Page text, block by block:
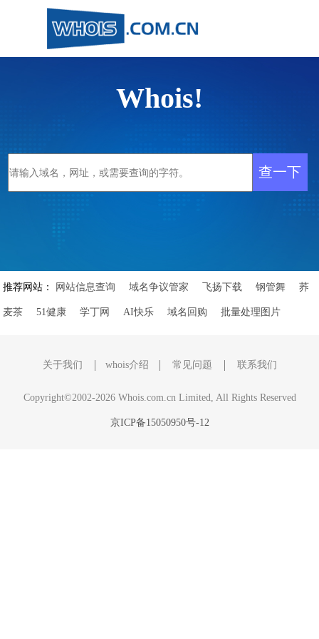
Whois!
推荐网站： 网站信息查询 域名争议管家 飞扬下载 钢管舞 荞
麦茶 51健康 学丁网 AI快乐 域名回购 批量处理图片
关于我们 whois介绍 常见问题 联系我们
Copyright©2002-2026 Whois.com.cn Limited, All Rights Reserved
京ICP备15050950号-12